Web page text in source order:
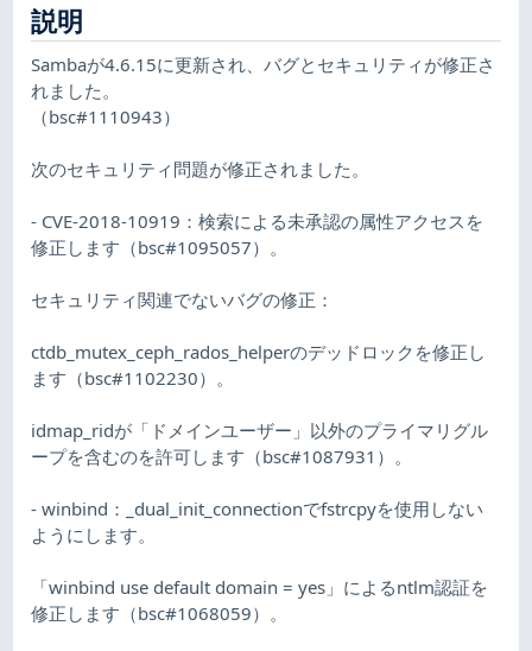
説明
Sambaが4.6.15に更新され、バグとセキュリティが修正さ
れました。
（bsc#1110943）
次のセキュリティ問題が修正されました。
- CVE-2018-10919：検索による未承認の属性アクセスを
修正します（bsc#1095057）。
セキュリティ関連でないバグの修正：
ctdb_mutex_ceph_rados_helperのデッドロックを修正し
ます（bsc#1102230）。
idmap_ridが「ドメインユーザー」以外のプライマリグル
ープを含むのを許可します（bsc#1087931）。
- winbind：_dual_init_connectionでfstrcpyを使用しない
ようにします。
「winbind use default domain = yes」によるntlm認証を
修正します（bsc#1068059）。